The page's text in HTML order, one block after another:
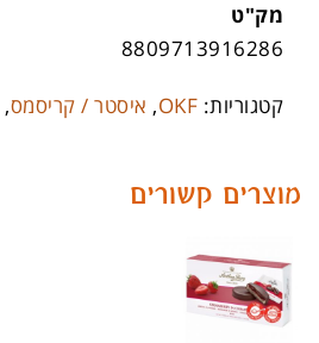
מק"ט
8809713916286
קטגוריות: OKF
, איסטר / קריסמס,
מוצרים קשורים